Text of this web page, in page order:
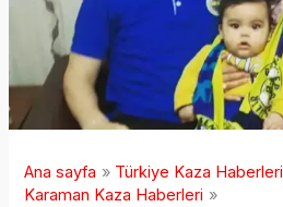
Ana sayfa
Türkiye Kaza Haberleri
Karaman Kaza Haberleri